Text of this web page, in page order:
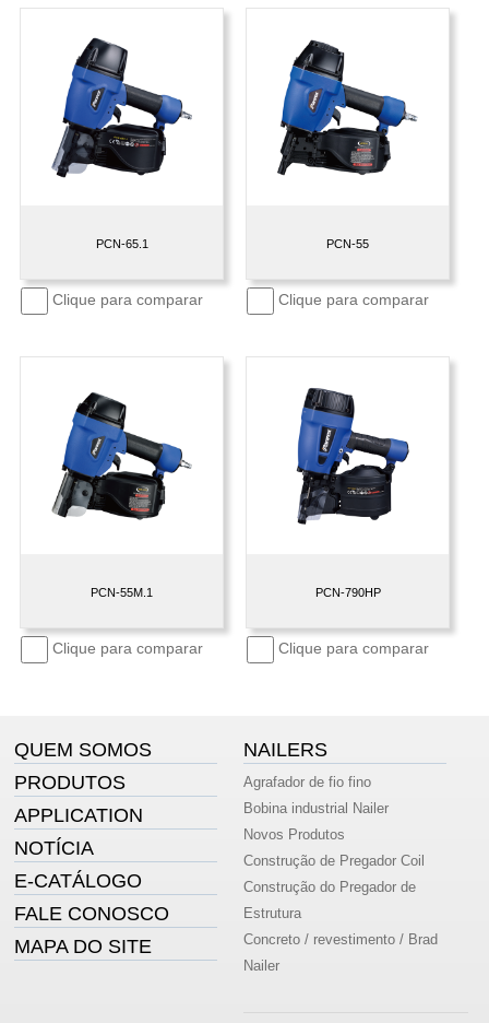
Clique para comparar
PCN-65.1
Clique para comparar
PCN-55
Clique para comparar
PCN-55M.1
Clique para comparar
PCN-790HP
QUEM SOMOS
PRODUTOS
APPLICATION
NOTÍCIA
E-CATÁLOGO
FALE CONOSCO
MAPA DO SITE
NAILERS
Agrafador de fio fino
Bobina industrial Nailer
Novos Produtos
Construção de Pregador Coil
Construção do Pregador de
Estrutura
Concreto / revestimento / Brad
Nailer